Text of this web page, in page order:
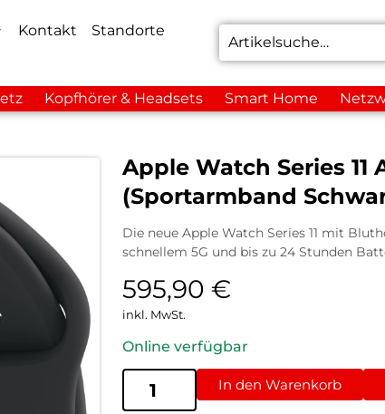
Kontakt
Standorte
Kopfhörer & Headsets Smart Home
Apple Watch Series 11
(Sportarmband
Die neue Apple Watch Series 11 mit
schnellem 5G und bis zu 24 Stunden
595,90 €
inkl. MwSt.
Online verfügbar
In den Warenkorb